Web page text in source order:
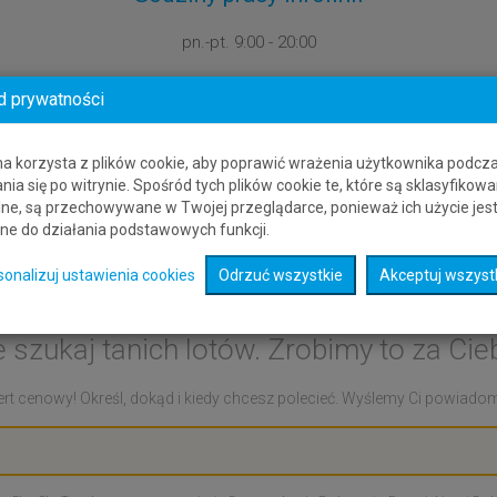
pn.-pt. 9:00 - 20:00
Puerto J -
szukaj tanich lotów. Zrobimy to za
cenowy! Określ, dokąd i kiedy chcesz polecieć. Wyślemy Ci
prywatności
korzysta z plików cookie, aby poprawić wrażenia użytkownika
się po witrynie. Spośród tych plików cookie te, które są
są przechowywane w Twojej przeglądarce, ponieważ ich użycie jest
do działania podstawowych funkcji.
ustawienia cookies Odrzuć wszystkie Akceptuj